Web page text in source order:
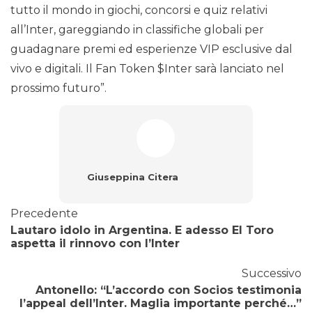
tutto il mondo in giochi, concorsi e quiz relativi
all’Inter, gareggiando in classifiche globali per
guadagnare premi ed esperienze VIP esclusive dal
vivo e digitali. Il Fan Token $Inter sarà lanciato nel
prossimo futuro”.
Giuseppina Citera
Precedente
Lautaro idolo in Argentina. E adesso El Toro
aspetta il rinnovo con l’Inter
Successivo
Antonello: “L’accordo con Socios testimonia
l’appeal dell’Inter. Maglia importante perché…”